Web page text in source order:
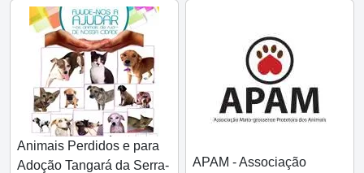
Animais Perdidos e para
Adoção Tangará da Serra-
APAM - Associação